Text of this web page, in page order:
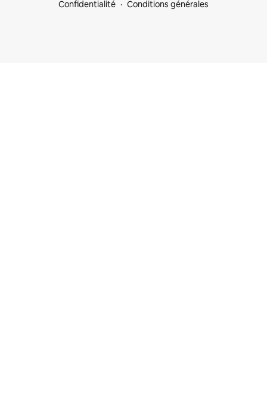
Confidentialité Conditions générales